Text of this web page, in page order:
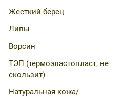
Жесткий берец
Липы
Ворсин
ТЭП (термоэластопласт, не
скользит)
Натуральная кожа/